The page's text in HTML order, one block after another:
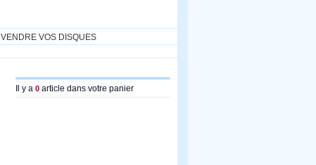
VENDRE VOS DISQUES
Il y a 0 article dans votre panier